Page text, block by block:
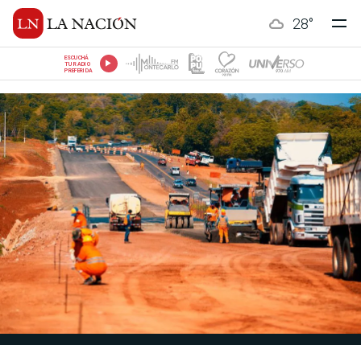
28°
ESCUCHÁ
TU RADIO
PREFERIDA